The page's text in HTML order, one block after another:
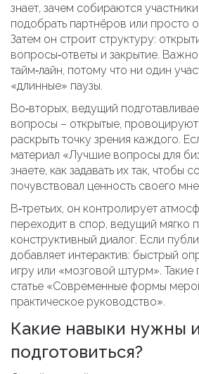
знает, зачем собираются
подобрать партнёров или просто
Затем он строит структуру:
вопросы‑ответы и закрытие.
тайм‑лайн, потому что ни один
«длинные» паузы.
Во‑вторых, ведущий
вопросы – открытые,
раскрыть точку зрения каждого.
материал «Лучшие вопросы для
знаете, как задавать их так, чтобы
почувствовал ценность своего
В‑третьих, он контролирует
переходит в спор, ведущий мягко
конструктивный диалог. Если
добавляет интерактив: быстрый
игру или «мозговой штурм».
статье «Современные формы
практическое руководство».
Какие навыки нужны
подготовиться?